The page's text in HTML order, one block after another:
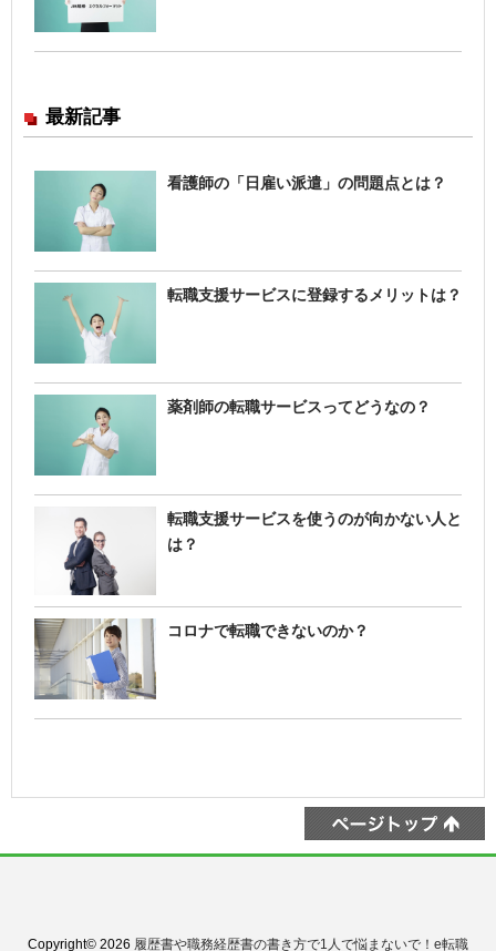
最新記事
看護師の「日雇い派遣」の問題点とは？
転職支援サービスに登録するメリットは？
薬剤師の転職サービスってどうなの？
転職支援サービスを使うのが向かない人と
は？
コロナで転職できないのか？
Copyright© 2026 履歴書や職務経歴書の書き方で1人で悩まないで！e転職